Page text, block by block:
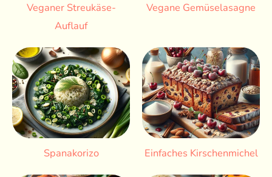
Veganer Streukäse-
Auflauf
Vegane Gemüselasagne
Spanakorizo Einfaches Kirschenmichel